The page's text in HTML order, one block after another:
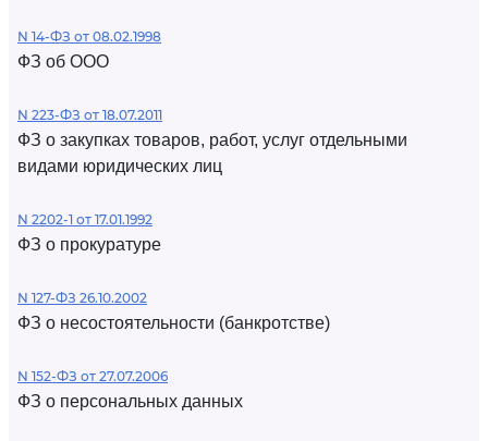
N 14-ФЗ от 08.02.1998
ФЗ об ООО
N 223-ФЗ от 18.07.2011
ФЗ о закупках товаров, работ, услуг отдельными
видами юридических лиц
N 2202-1 от 17.01.1992
ФЗ о прокуратуре
N 127-ФЗ 26.10.2002
ФЗ о несостоятельности (банкротстве)
N 152-ФЗ от 27.07.2006
ФЗ о персональных данных